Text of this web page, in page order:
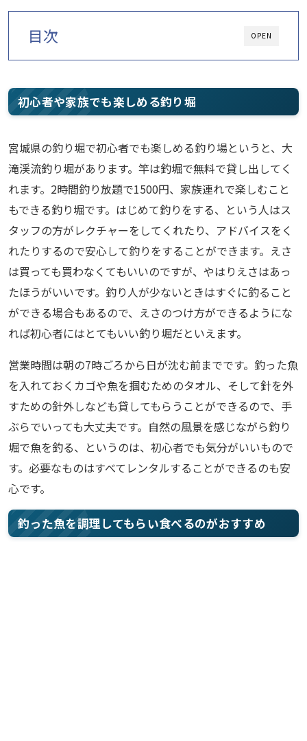
OPEN
目次
初心者や家族でも楽しめる釣り堀
宮城県の釣り堀で初心者でも楽しめる釣り場というと、大
滝渓流釣り堀があります。竿は釣堀で無料で貸し出してく
れます。2時間釣り放題で1500円、家族連れで楽しむこと
もできる釣り堀です。はじめて釣りをする、という人はス
タッフの方がレクチャーをしてくれたり、アドバイスをく
れたりするので安心して釣りをすることができます。えさ
は買っても買わなくてもいいのですが、やはりえさはあっ
たほうがいいです。釣り人が少ないときはすぐに釣ること
ができる場合もあるので、えさのつけ方ができるようにな
れば初心者にはとてもいい釣り堀だといえます。
営業時間は朝の7時ごろから日が沈む前までです。釣った魚
を入れておくカゴや魚を掴むためのタオル、そして針を外
すための針外しなども貸してもらうことができるので、手
ぶらでいっても大丈夫です。自然の風景を感じながら釣り
堀で魚を釣る、というのは、初心者でも気分がいいもので
す。必要なものはすべてレンタルすることができるのも安
心です。
釣った魚を調理してもらい食べるのがおすすめ